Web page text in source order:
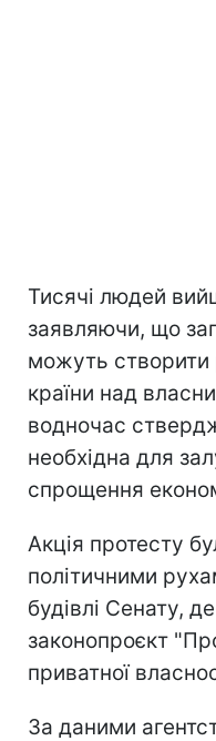
Тисячі людей
заявляючи, що
можуть створити
країни над
водночас
необхідна для
спрощення
Акція протесту
політичними
будівлі Сенату,
законопроєкт
приватної
За даними